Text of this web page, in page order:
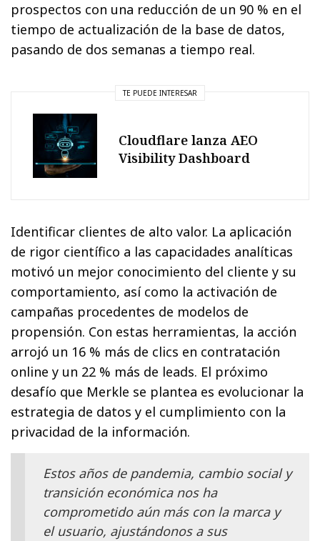
prospectos con una reducción de un 90 % en el
tiempo de actualización de la base de datos,
pasando de dos semanas a tiempo real.
TE PUEDE INTERESAR
Cloudflare lanza AEO
Visibility Dashboard
Identificar clientes de alto valor. La aplicación
de rigor científico a las capacidades analíticas
motivó un mejor conocimiento del cliente y su
comportamiento, así como la activación de
campañas procedentes de modelos de
propensión. Con estas herramientas, la acción
arrojó un 16 % más de clics en contratación
online y un 22 % más de leads. El próximo
desafío que Merkle se plantea es evolucionar la
estrategia de datos y el cumplimiento con la
privacidad de la información.
Estos años de pandemia, cambio social y
transición económica nos ha
comprometido aún más con la marca y
el usuario, ajustándonos a sus